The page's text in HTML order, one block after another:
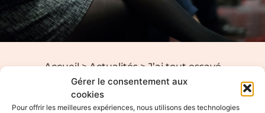
Gérer le consentement aux
cookies
Pour offrir les meilleures expériences, nous utilisons des technologies
Accueil>Actualités>J’ai tout essayé